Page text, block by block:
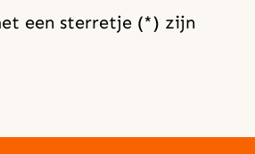
een sterretje (*) zijn